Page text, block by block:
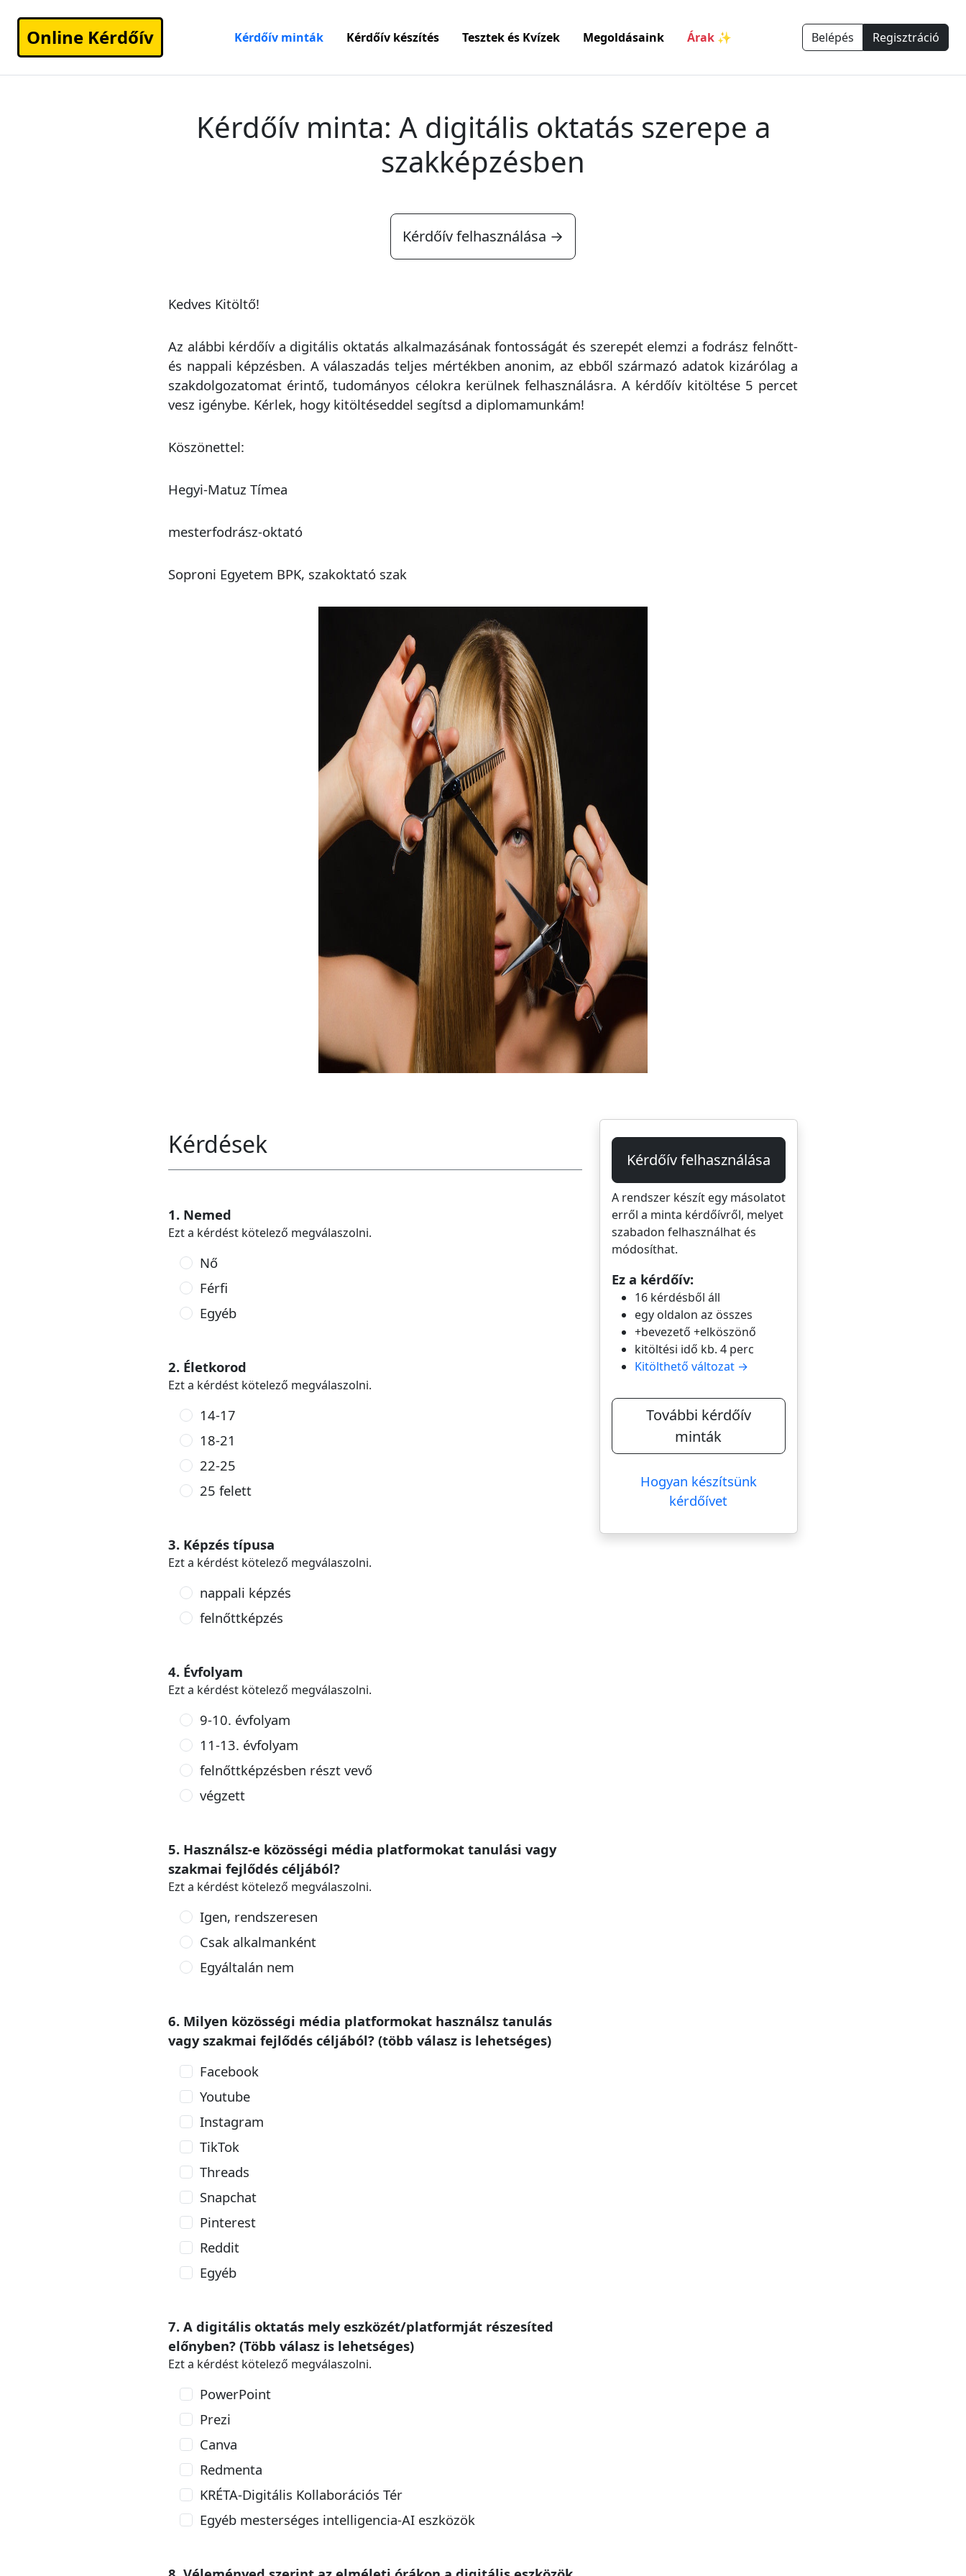
Online Kérdőív Kérdőív minták Kérdőív készítés Tesztek és Kvízek Megoldásaink Árak ✨ Belépés Regisztráció
Kérdőív minta: A digitális oktatás szerepe a
szakképzésben
Kérdőív felhasználása →
Kedves Kitöltő!
Az alábbi kérdőív a digitális oktatás alkalmazásának fontosságát és szerepét elemzi a fodrász felnőtt-
és nappali képzésben. A válaszadás teljes mértékben anonim, az ebből származó adatok kizárólag a
szakdolgozatomat érintő, tudományos célokra kerülnek felhasználásra. A kérdőív kitöltése 5 percet
vesz igénybe. Kérlek, hogy kitöltéseddel segítsd a diplomamunkám!
Köszönettel:
Hegyi-Matuz Tímea
mesterfodrász-oktató
Soproni Egyetem BPK, szakoktató szak
Kérdések
1. Nemed
Ezt a kérdést kötelező megválaszolni.
Nő
Férfi
Egyéb
2. Életkorod
Ezt a kérdést kötelező megválaszolni.
14-17
18-21
22-25
25 felett
3. Képzés típusa
Ezt a kérdést kötelező megválaszolni.
nappali képzés
felnőttképzés
4. Évfolyam
Ezt a kérdést kötelező megválaszolni.
9-10. évfolyam
11-13. évfolyam
felnőttképzésben részt vevő
végzett
5. Használsz-e közösségi média platformokat tanulási vagy
szakmai fejlődés céljából?
Ezt a kérdést kötelező megválaszolni.
Igen, rendszeresen
Csak alkalmanként
Egyáltalán nem
6. Milyen közösségi média platformokat használsz tanulás
vagy szakmai fejlődés céljából? (több válasz is lehetséges)
Facebook
Youtube
Instagram
TikTok
Threads
Snapchat
Pinterest
Reddit
Egyéb
7. A digitális oktatás mely eszközét/platformját részesíted
előnyben? (Több válasz is lehetséges)
Ezt a kérdést kötelező megválaszolni.
PowerPoint
Prezi
Canva
Redmenta
KRÉTA-Digitális Kollaborációs Tér
Egyéb mesterséges intelligencia-AI eszközök
Kérdőív felhasználása
A rendszer készít egy másolatot
erről a minta kérdőívről, melyet
szabadon felhasználhat és
módosíthat.
Ez a kérdőív:
16 kérdésből áll
egy oldalon az összes
+bevezető +elköszönő
kitöltési idő kb. 4 perc
Kitölthető változat →
További kérdőív
minták
Hogyan készítsünk
kérdőívet